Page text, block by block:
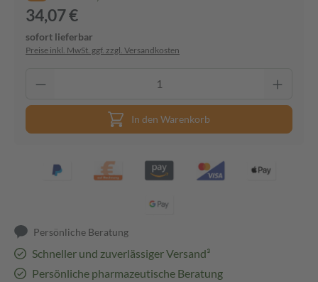
34,07 €
sofort lieferbar
Preise inkl. MwSt. ggf. zzgl. Versandkosten
In den Warenkorb
Persönliche Beratung
Schneller und zuverlässiger Versand³
Persönliche pharmazeutische Beratung